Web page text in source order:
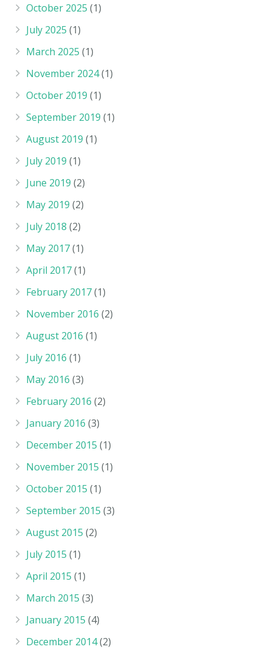
October 2025 (1)
July 2025 (1)
March 2025 (1)
November 2024(1)
October 2019 (1)
September 2019 (1)
August 2019 (1)
July 2019 (1)
June 2019 (2)
May 2019 (2)
July 2018 (2)
May 2017(1)
April 2017(1)
February 2017(1)
November 2016 (2)
August 2016 (1)
July 2016 (1)
May 2016 (3)
February 2016 (2)
January 2016 (3)
December 2015 (1)
November 2015 (1)
October 2015 (1)
September 2015 (3)
August 2015 (2)
July 2015 (1)
April 2015 (1)
March 2015 (3)
January 2015 (4)
December 2014(2)